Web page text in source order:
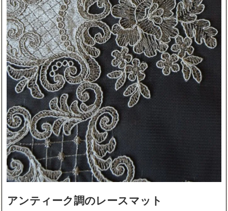
アンティーク調のレースマット